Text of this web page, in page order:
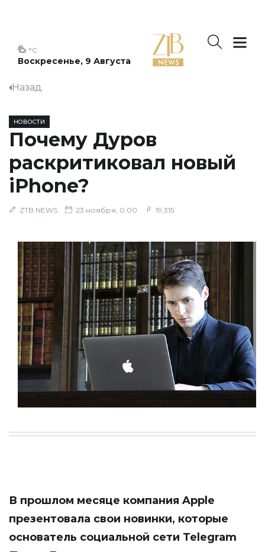
Воскресенье, 9 Августа
°C
Назад
НОВОСТИ
Почему Дуров
раскритиковал новый
iPhone?
ZTB NEWS 23 ноября, 0:00 19,315
В прошлом месяце компания Apple
презентовала свои новинки, которые
основатель социальной сети Telegram